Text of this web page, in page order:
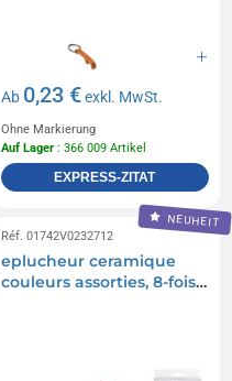
Ab 0,23 €exkl. MwSt.
Ohne Markierung
Auf Lager : 366 009 Artikel
EXPRESS-ZITAT
NEUHEIT
Réf. 01742V0232712
eplucheur ceramique
couleurs assorties, 8-fois